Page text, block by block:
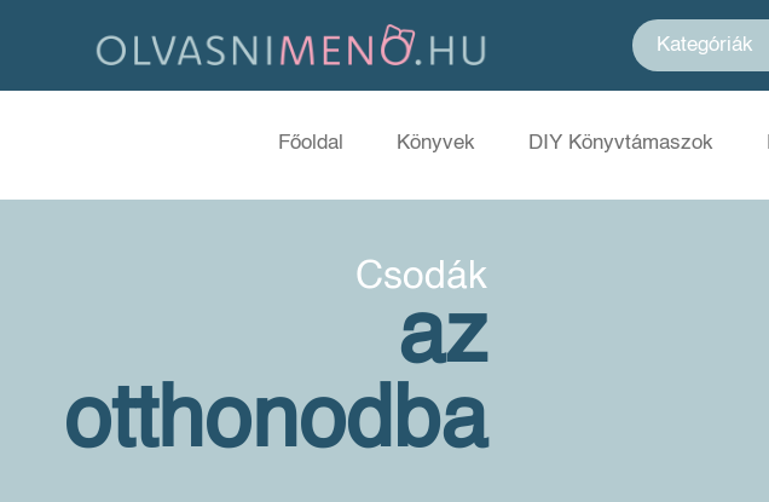
Kategóriák
Főoldal Könyvek DIY Könyvtámaszok
Csodák
az
otthonodba